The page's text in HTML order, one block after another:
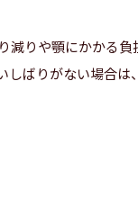
減りや顎にかかる
しばりがない場合